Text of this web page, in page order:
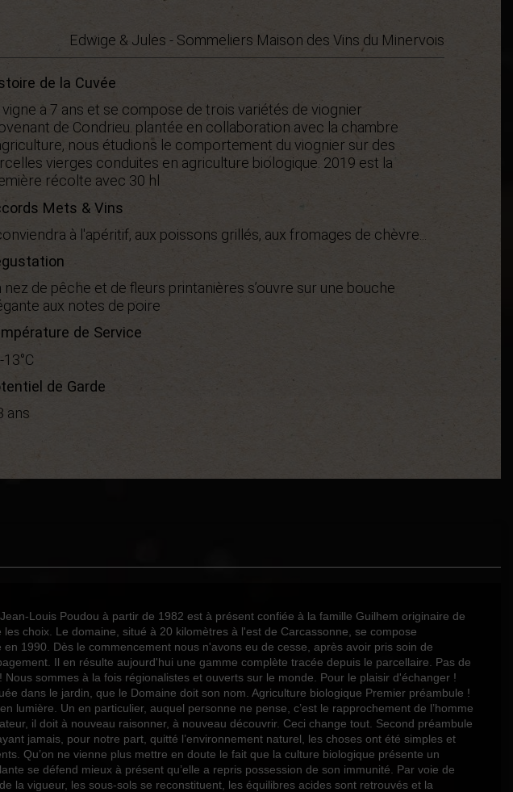
Edwige & Jules - Sommeliers Maison des Vins du Minervois
de la Cuvée
vigne a 7 ans et se compose de trois variétés de viognier
de Condrieu. plantée en collaboration avec la chambre
nous étudions le comportement du viognier sur des
vierges conduites en agriculture biologique. 2019 est la
récolte avec 30 hl
Mets & Vins
à l'apéritif, aux poissons grillés, aux fromages de chèvre...
nez de pêche et de fleurs printanières s’ouvre sur une bouche
aux notes de poire
de Service
13°C
de Garde
ans
Louis Poudou à partir de 1982 est à présent confiée à la famille Guilhem originaire de
choix. Le domaine, situé à 20 kilomètres à l'est de Carcassonne, se compose
1990. Dès le commencement nous n'avons eu de cesse, après avoir pris soin de
Il en résulte aujourd'hui une gamme complète tracée depuis le parcellaire. Pas de
sommes à la fois régionalistes et ouverts sur le monde. Pour le plaisir d'échanger !
dans le jardin, que le Domaine doit son nom. Agriculture biologique Premier préambule !
lumière. Un en particulier, auquel personne ne pense, c’est le rapprochement de l’homme
il doit à nouveau raisonner, à nouveau découvrir. Ceci change tout. Second préambule
jamais, pour notre part, quitté l’environnement naturel, les choses ont été simples et
Qu’on ne vienne plus mettre en doute le fait que la culture biologique présente un
se défend mieux à présent qu’elle a repris possession de son immunité. Par voie de
la vigueur, les sous-sols se reconstituent, les équilibres acides sont retrouvés et la